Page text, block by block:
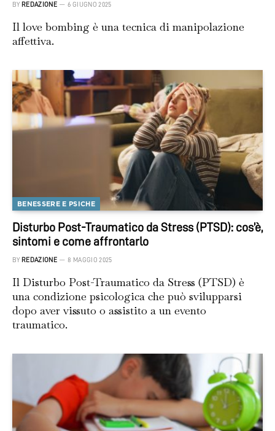
BY REDAZIONE 6 GIUGNO 2025
Il love bombing è una tecnica di manipolazione
affettiva.
BENESSERE E PSICHE
Disturbo Post-Traumatico da Stress (PTSD): cos’è,
sintomi e come affrontarlo
BY REDAZIONE 8 MAGGIO 2025
Il Disturbo Post-Traumatico da Stress (PTSD) è
una condizione psicologica che può svilupparsi
dopo aver vissuto o assistito a un evento
traumatico.